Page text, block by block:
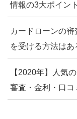
情報の3大ポイン
カードローンの
を受ける方法はあ
【2020年】人気
審査・金利・口コ